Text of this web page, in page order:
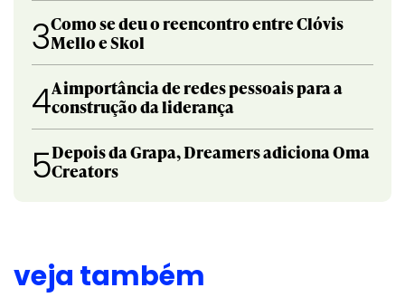
3Como se deu o reencontro entre Clóvis
Mello e Skol
4A importância de redes pessoais para a
construção da liderança
5Depois da Grapa, Dreamers adiciona Oma
Creators
veja também